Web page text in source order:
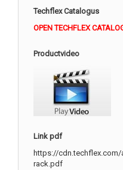
Techflex Catalogus
OPEN TECHFLEX
Productvideo
Link pdf
https://
rack.pdf